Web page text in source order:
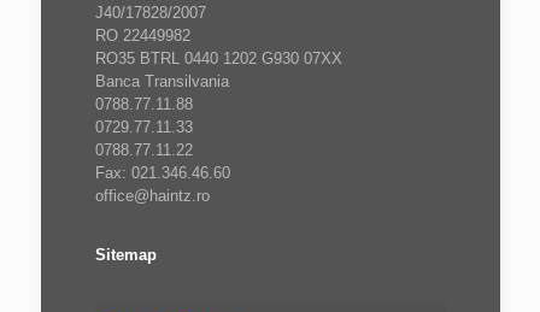
J40/17828/2007
RO 22449982
RO35 BTRL 0440 1202 G930 07XX
Banca Transilvania
0788.77.11.88
0729.77.11.33
0788.77.11.22
Fax: 021.346.46.60
office@haintz.ro
Sitemap